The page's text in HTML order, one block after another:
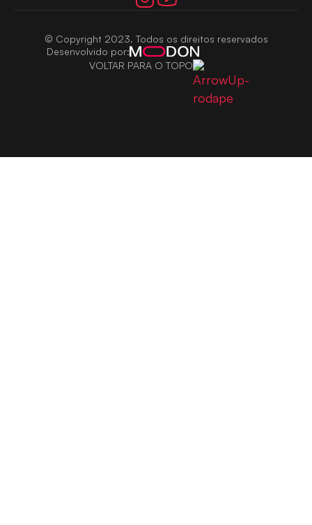
© Copyright 2023. Todos os direitos reservados
Desenvolvido por:
VOLTAR PARA O TOPO